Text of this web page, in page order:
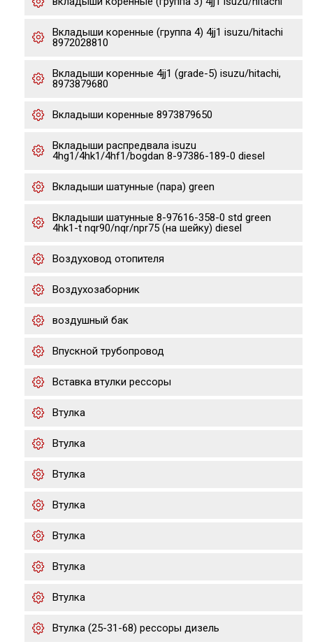
Вкладыши коренные (группа 4) 4jj1 isuzu/hitachi
8972028810
Вкладыши коренные 4jj1 (grade-5) isuzu/hitachi,
8973879680
Вкладыши коренные 8973879650
Вкладыши распредвала isuzu
4hg1/4hk1/4hf1/bogdan 8-97386-189-0 diesel
Вкладыши шатунные (пара) green
Вкладыши шатунные 8-97616-358-0 std green
4hk1-t nqr90/nqr/npr75 (на шейку) diesel
Воздуховод отопителя
Воздухозаборник
воздушный бак
Впускной трубопровод
Вставка втулки рессоры
Втулка
Втулка
Втулка
Втулка
Втулка
Втулка
Втулка
Втулка (25-31-68) рессоры дизель